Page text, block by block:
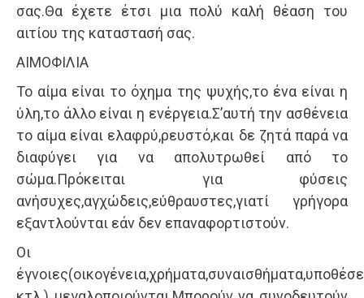
σας.Θα έχετε έτσι μια πολύ καλή θέαση του
αιτίου της καταστασή σας.
ΑΙΜΟΦΙΛΙΑ
Το αίμα είναι το όχημα της ψυχής,το ένα είναι η
ύλη,το άλλο είναι η ενέργεια.Σ’αυτή την ασθένεια
το αίμα είναι ελαφρύ,ρευστό,και δε ζητά παρά να
διαφύγει για να απολυτρωθεί από το
σώμα.Πρόκειται για φύσεις
ανήσυχες,αγχώδεις,εύθραυστες,γιατί γρήγορα
εξαντλούνται εάν δεν επαναφορτιστούν.
Οι